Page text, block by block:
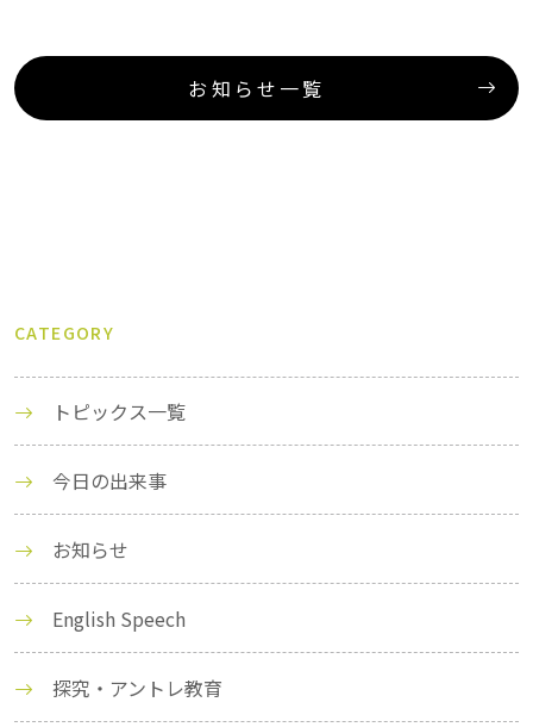
お知らせ一覧
CATEGORY
トピックス一覧
今日の出来事
お知らせ
English Speech
探究・アントレ教育